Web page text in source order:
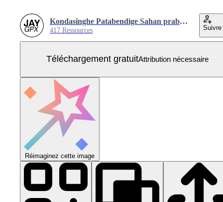
Kondasinghe Patabendige Sahan prabodha Jayanath
417 Ressources Suivre
Téléchargement gratuitAttribution nécessaire
Réimaginez cette image